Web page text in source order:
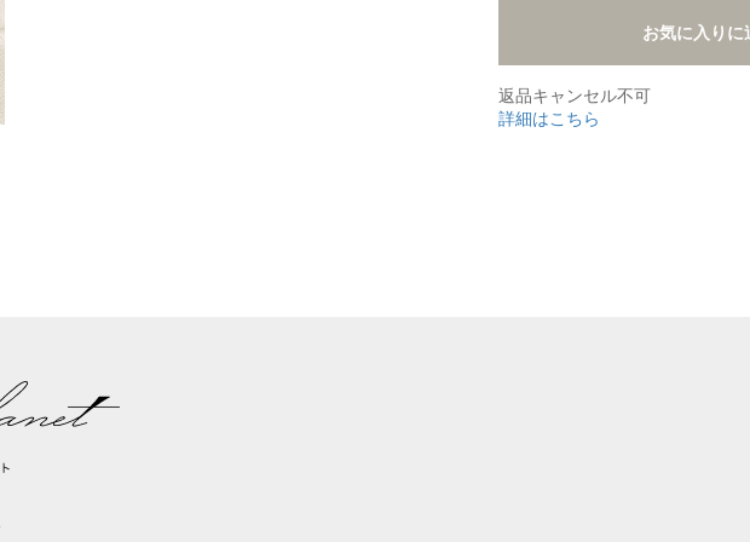
お気に入りに
返品キャンセル不可
詳細はこちら